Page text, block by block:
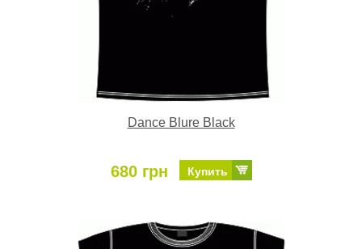
Dance Blure Black
680 грн Купить